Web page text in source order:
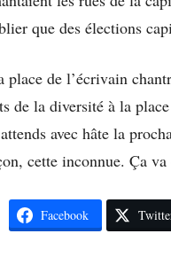
que des élections
place de l’écrivain
de la diversité à la
avec hâte la
cette inconnue. Ça
Facebook